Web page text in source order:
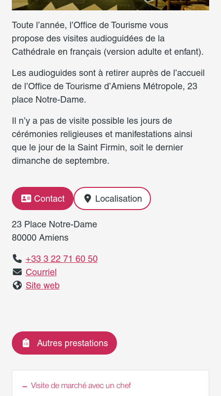
Toute l’année, l’Office de Tourisme vous
propose des visites audioguidées de la
Cathédrale en français (version adulte et enfant).
Les audioguides sont à retirer auprès de l’accueil
de l’Office de Tourisme d’Amiens Métropole, 23
place Notre-Dame.
Il n’y a pas de visite possible les jours de
cérémonies religieuses et manifestations ainsi
que le jour de la Saint Firmin, soit le dernier
dimanche de septembre.
Contact Localisation
23 Place Notre-Dame
80000 Amiens
+33 3 22 71 60 50
Courriel
Site web
Autres prestations
Visite de marché avec un chef